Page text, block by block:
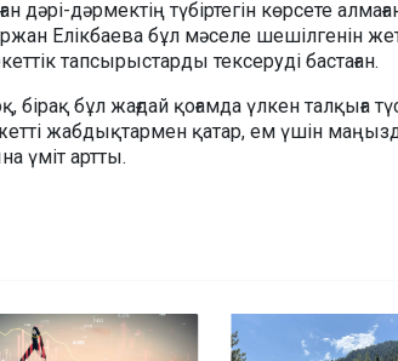
дәрі-дәрмектің түбіртегін көрсете
Елікбаева бұл мәселе шешілгенін
тапсырыстарды тексеруді бастаған.
бұл жағдай қоғамда үлкен талқыға
жабдықтармен қатар, ем үшін
үміт артты.